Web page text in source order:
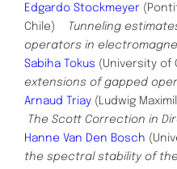
Edgardo Stockmeyer
Chile)
Tunneling
operators in
Sabiha Tokus (University
extensions of gapped
Arnaud Triay (Ludwig
The Scott Correction in
Hanne Van Den Bosch
the spectral stability of